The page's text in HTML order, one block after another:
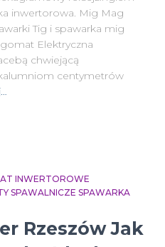
inwertorowa. Mig Mag
Tig i spawarka mig
Elektryczna
chwiejącą
centymetrów
INWERTOROWE
SPAWALNICZE SPAWARKA
Rzeszów Jak